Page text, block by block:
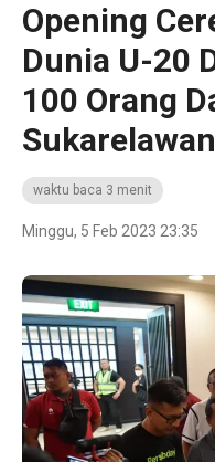
Opening
Dunia U-20
100 Orang
Sukarelawan
waktu baca 3 menit
Minggu, 5 Feb 2023 23:35